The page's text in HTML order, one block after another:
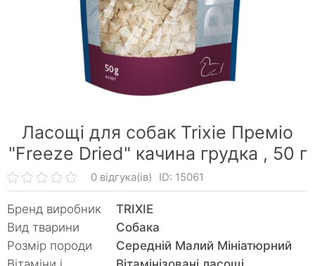
Ласощі для собак Trixie Преміо
"Freeze Dried" качина грудка , 50 г
0 відгука(ів) ID: 15061
Бренд виробник
TRIXIE
Вид тварини
Собака
Розмір породи
Середній Малий Мініатюрний